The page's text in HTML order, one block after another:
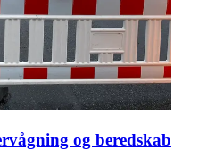
og beredskab